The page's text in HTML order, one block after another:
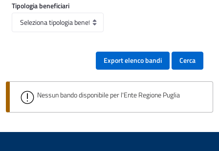
Tipologia beneficiari
Export elenco bandi Cerca
Nessun bando disponibile per l'Ente Regione Puglia